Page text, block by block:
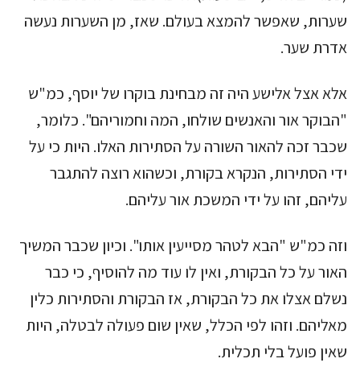
שערות, שאפשר להמצא בעולם. שאז, מן השערות נעשה
אדרת שער.
אלא אצל אלישע היה זה מבחינת בוקרו של יוסף, כמ"ש
"הבוקר אור והאנשים שולחו, המה וחמוריהם". כלומר,
שכבר זכה להאור השורה על הסתירות האלו. היות כי על
ידי הסתירות, הנקרא בקורת, וכשהוא רוצה להתגבר
עליהם, זהו על ידי המשכת אור עליהם.
וזה כמ"ש "הבא לטהר מסייעין אותו". וכיון שכבר המשיך
האור על כל הבקורת, ואין לו עוד מה להוסיף, כי כבר
נשלם אצלו את כל הבקורת, אז הבקורת והסתירות כלין
מאליהם. וזהו לפי הכלל, שאין שום פעולה לבטלה, היות
שאין פועל בלי תכלית.